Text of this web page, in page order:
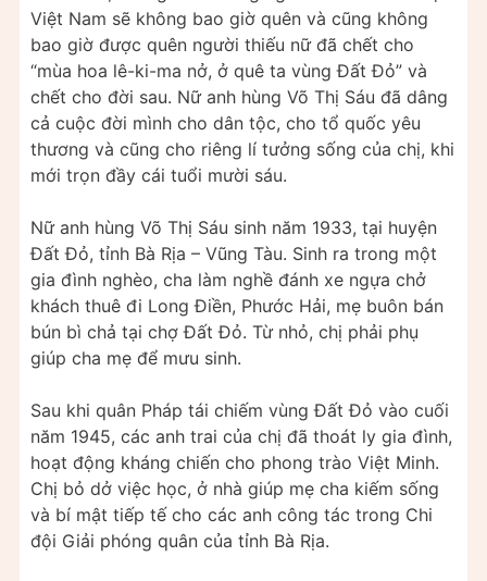
Việt Nam sẽ không bao giờ quên và cũng không
bao giờ được quên người thiếu nữ đã chết cho
“mùa hoa lê-ki-ma nở, ở quê ta vùng Đất Đỏ” và
chết cho đời sau. Nữ anh hùng Võ Thị Sáu đã dâng
cả cuộc đời mình cho dân tộc, cho tổ quốc yêu
thương và cũng cho riêng lí tưởng sống của chị, khi
mới trọn đầy cái tuổi mười sáu.
Nữ anh hùng Võ Thị Sáu sinh năm 1933, tại huyện
Đất Đỏ, tỉnh Bà Rịa – Vũng Tàu. Sinh ra trong một
gia đình nghèo, cha làm nghề đánh xe ngựa chở
khách thuê đi Long Điền, Phước Hải, mẹ buôn bán
bún bì chả tại chợ Đất Đỏ. Từ nhỏ, chị phải phụ
giúp cha mẹ để mưu sinh.
Sau khi quân Pháp tái chiếm vùng Đất Đỏ vào cuối
năm 1945, các anh trai của chị đã thoát ly gia đình,
hoạt động kháng chiến cho phong trào Việt Minh.
Chị bỏ dở việc học, ở nhà giúp mẹ cha kiếm sống
và bí mật tiếp tế cho các anh công tác trong Chi
đội Giải phóng quân của tỉnh Bà Rịa.